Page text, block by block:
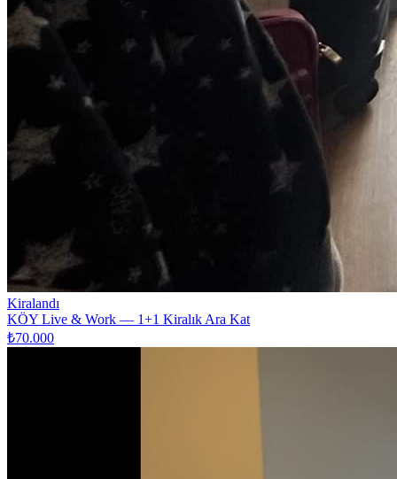
Kiralandı
KÖY Live & Work — 1+1 Kiralık Ara Kat
₺70.000